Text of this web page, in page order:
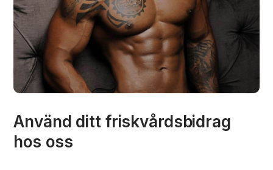
Använd ditt friskvårdsbidrag
hos oss